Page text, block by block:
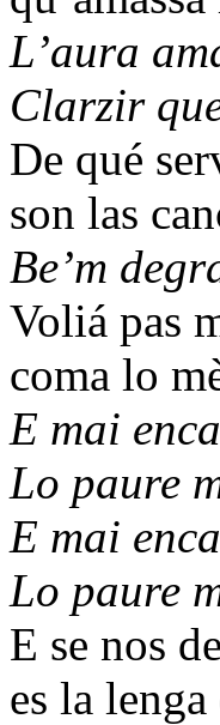
L’aura
Clarzir
De qué
son las
Be’m
Voliá pas
coma lo
E mai
Lo paure
E mai
Lo paure
E se nos
es la